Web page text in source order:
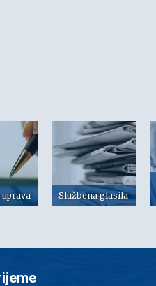
Službena glasila